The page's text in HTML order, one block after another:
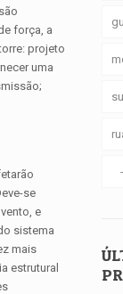
força, a
projeto
uma
se
e
sistema
mais
estrutural